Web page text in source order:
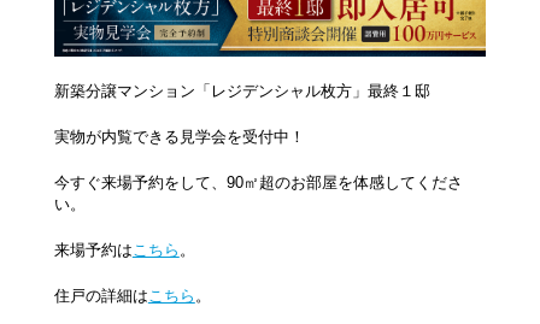
新築分譲マンション「レジデンシャル枚方」最終１邸
実物が内覧できる見学会を受付中！
今すぐ来場予約をして、90㎡超のお部屋を体感してくださ
い。
来場予約はこちら 。
住戸の詳細はこちら 。